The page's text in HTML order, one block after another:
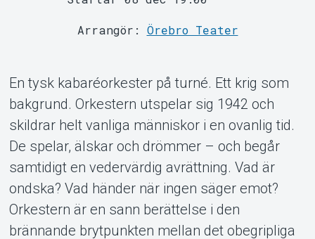
Support
Om Tickster
Arrangör: Örebro Teater
En tysk kabaréorkester på turné. Ett krig som
bakgrund. Orkestern utspelar sig 1942 och
skildrar helt vanliga människor i en ovanlig tid.
De spelar, älskar och drömmer – och begår
samtidigt en vedervärdig avrättning. Vad är
ondska? Vad händer när ingen säger emot?
Orkestern är en sann berättelse i den
brännande brytpunkten mellan det obegripliga